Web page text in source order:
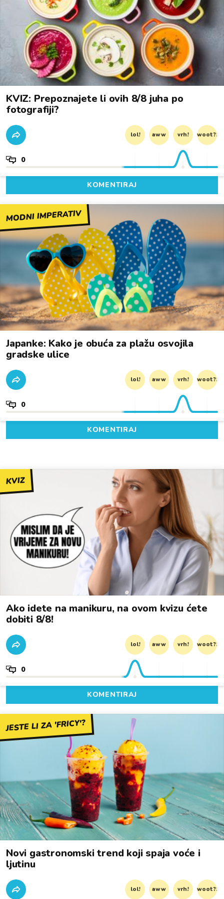
KVIZ: Prepoznajete li ovih 8/8 juha po
fotografiji?
lol! aww vrh! woot?!
0
KOMENTIRAJ
MODNI IMPERATIV
Japanke: Kako je obuća za plažu osvojila
gradske ulice
lol! aww vrh! woot?!
0
KOMENTIRAJ
KVIZ
Ako idete na manikuru, na ovom kvizu ćete
dobiti 8/8!
lol! aww vrh! woot?!
0
KOMENTIRAJ
JESTE LI ZA 'FRICY'?
Novi gastronomski trend koji spaja voće i
ljutinu
lol! aww vrh! woot?!